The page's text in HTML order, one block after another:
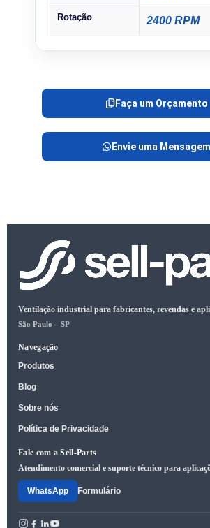
Rotação 2400 RPM
Faça um Orçamento
Envie uma Mensagem
Ventilação industrial para fabricantes, revendas e
São Paulo – SP
Navegação
Produtos
Blog
Sobre nós
Política de Privacidade
Fale com a Sell-Parts
Atendimento comercial e suporte técnico para
WhatsApp Formulário